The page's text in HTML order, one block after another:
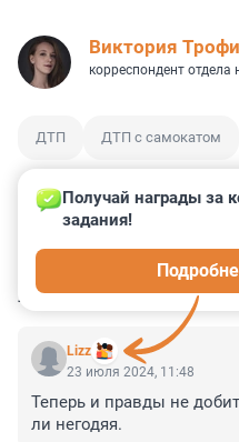
Виктория
корреспондент отдела
ДТП ДТП с самокатом
КОММЕНТАРИИ 27
Lizz
Получай награды за
задания!
23 июля 2024, 11:48
Теперь и правды не
ли негодяя.